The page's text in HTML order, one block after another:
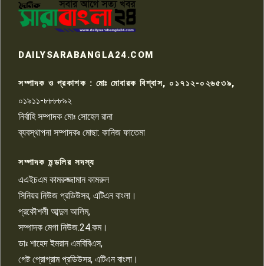
৭
কেটে ঘরে ঢুকে স্কুল শিক্ষিকাকে হত্যা
টয়লেটের ট্যাংকি থেকে লাশ উদ্ধার
রাজশাহীতে সন্ত্রাসী হামলায় গুরুতর
চাঁদাবাজি ও হয়রানির অভিযোগ
১০
DAILYSARABANGLA24.COM
সম্পাদক ও প্রকাশক : মোঃ মোবারক বিশ্বাস, ০১৭১২-০২৬৫৩৯,
০১৯১১-৮৮৮৮৯২
নির্বাহি সম্পাদক মোঃ সোহেল রানা
ব্যবস্থাপনা সম্পাদকঃ মোছা: কানিজ ফাতেমা
সম্পাদক মন্ডলির সদস্য
এএইচএম কামরুজ্জামান কামরুল
সিনিয়র নিউজ প্রডিউসর, এটিএন বাংলা।
প্রকৌশলী আব্দুল আলিম,
সম্পাদক মেগা নিউজ.24.কম।
ডাঃ শাহেদ ইমরান এমবিবিএস,
গেষ্ট প্রোগ্রাম প্রডিউসর, এটিএন বাংলা।